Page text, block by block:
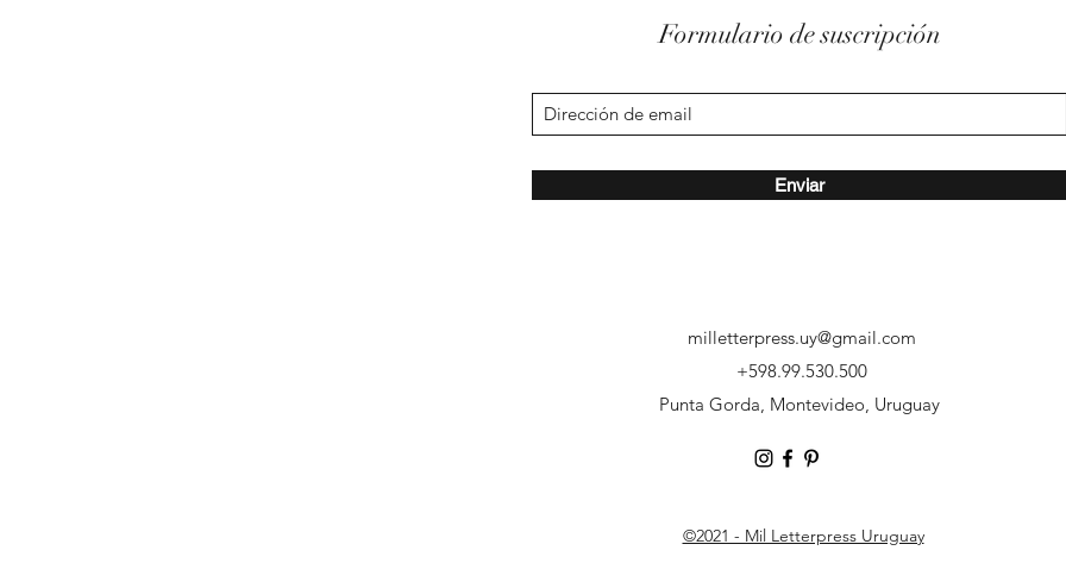
Formulario de suscripción
Enviar
milletterpress.uy@gmail.com
‭+598.99.530.500
Punta Gorda, Montevideo, Uruguay
©2021 - Mil Letterpress Uruguay